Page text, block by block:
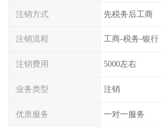
注销方式 先税务后工商
注销流程 工商-税务-银行
注销费用 5000左右
业务类型 注销
优质服务 一对一服务